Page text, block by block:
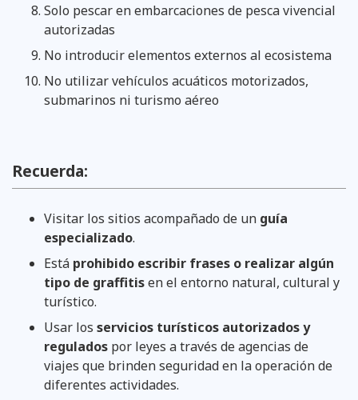
Solo pescar en embarcaciones de pesca vivencial
autorizadas
No introducir elementos externos al ecosistema
No utilizar vehículos acuáticos motorizados,
submarinos ni turismo aéreo
Recuerda:
Visitar los sitios acompañado de un guía
especializado.
Está prohibido escribir frases o realizar algún
tipo de graffitisen el entorno natural, cultural y
turístico.
Usar los servicios turísticos autorizados y
regulados por leyes a través de agencias de
viajes que brinden seguridad en la operación de
diferentes actividades.